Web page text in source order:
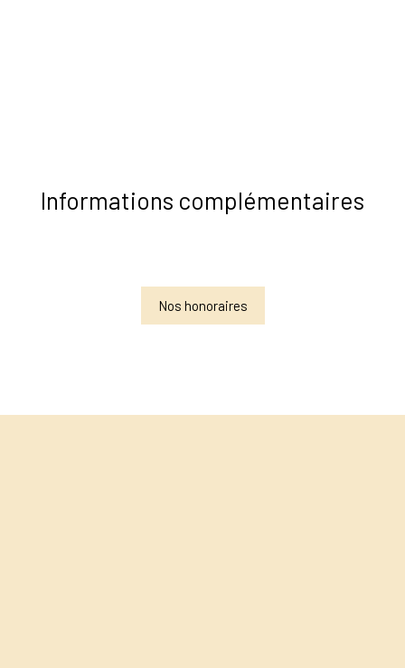
Informations complémentaires
Nos honoraires